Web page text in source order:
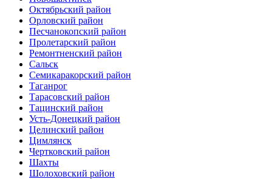
Октябрьский район
Орловский район
Песчанокопский район
Пролетарский район
Ремонтненский район
Сальск
Семикаракорский район
Таганрог
Тарасовский район
Тацинский район
Усть-Донецкий район
Целинский район
Цимлянск
Чертковский район
Шахты
Шолоховский район